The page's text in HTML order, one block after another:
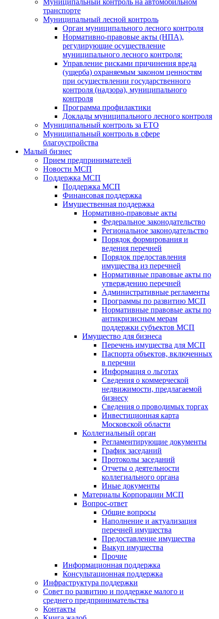
транспорте
Муниципальный лесной контроль
Орган муниципального лесного контроля
Нормативно-правовые акты (НПА),
регулирующие осуществление
муниципального лесного контроля:
Управление рисками причинения вреда
(ущерба) охраняемым законом ценностям
при осуществлении государственного
контроля (надзора), муниципального
контроля
Программа профилактики
Доклады муниципального лесного контроля
Муниципальный контроль за ЕТО
Муниципальный контроль в сфере
благоустройства
Малый бизнес
Прием предпринимателей
Новости МСП
Поддержка МСП
Поддержка МСП
Финансовая поддержка
Имущественная поддержка
Нормативно-правовые акты
Федеральное законодательство
Региональное законодательство
Порядок формирования и
ведения перечней
Порядок предоставления
имущества из перечней
Нормативные правовые акты по
утверждению перечней
Административные регламенты
Программы по развитию МСП
Нормативные правовые акты по
антикризисным мерам
поддержки субъектов МСП
Имущество для бизнеса
Перечень имущества для МСП
Паспорта объектов, включенных
в перечни
Информация о льготах
Сведения о коммерческой
недвижимости, предлагаемой
бизнесу
Сведения о проводимых торгах
Инвестиционная карта
Московской области
Коллегиальный орган
Регламентирующие документы
График заседаний
Протоколы заседаний
Отчеты о деятельности
коллегиального органа
Иные документы
Материалы Корпорации МСП
Вопрос-ответ
Общие вопросы
Наполнение и актуализация
перечней имущества
Предоставление имущества
Выкуп имущества
Прочие
Информационная поддержка
Консультационная поддержка
Инфраструктура поддержки
Совет по развитию и поддержке малого и
среднего предпринимательства
Контакты